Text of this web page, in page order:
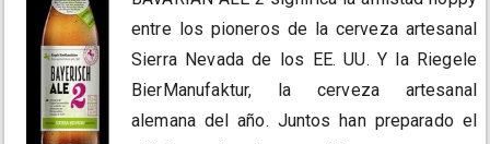
entre los pioneros de la cerveza artesanal
Sierra Nevada de los EE. UU. Y la Riegele
BierManufaktur, la cerveza artesanal
alemana del año. Juntos han preparado el